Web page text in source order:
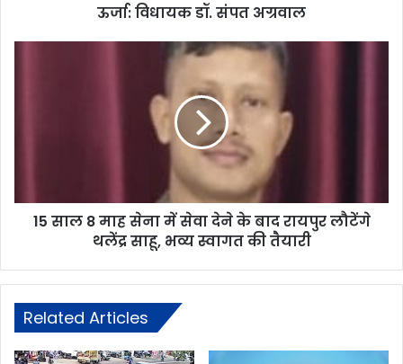
ऊर्जा: विधायक डॉ. संपत अग्रवाल
15 साल 8 माह सेना में सेवा देने के बाद रायपुर लौटेंगे
थलेंद्र साहू, भव्य स्वागत की तैयारी
Related Articles